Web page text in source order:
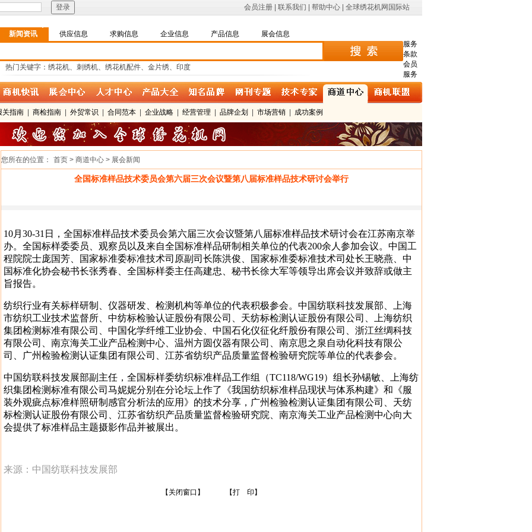
会员注册| 联系我们 帮助中心| 全球绣花机网国际站
新闻资讯 供应信息 求购信息 企业信息 产品信息 展会信息
门关键字：绣花机、刺绣机、绣花机配件、金片绣、印度
服务
条款
会员
服务
关指南| 商检指南| 外贸常识 合同范本| 企业战略| 经营管理 品牌企划 市场营销| 成功案例
您所在的位置： 首页 > 商道中心 > 展会新闻
全国标准样品技术委员会第六届三次会议暨第八届标准样品技术研讨会举行
10月30-31日，全国标准样品技术委员会第六届三次会议暨第八届标准样品技术研讨会在江苏南京举
办。全国标样委委员、观察员以及来自全国标准样品研制相关单位的代表200余人参加会议。中国工
程院院士庞国芳、国家标准委标准技术司原副司长陈洪俊、国家标准委标准技术司处长王晓燕、中
国标准化协会秘书长张秀春、全国标样委主任高建忠、秘书长徐大军等领导出席会议并致辞或做主
旨报告。
纺织行业有关标样研制、仪器研发、检测机构等单位的代表积极参会。中国纺联科技发展部、上海
市纺织工业技术监督所、中纺标检验认证股份有限公司、天纺标检测认证股份有限公司、上海纺织
集团检测标准有限公司、中国化学纤维工业协会、中国石化仪征化纤股份有限公司、浙江丝绸科技
有限公司、南京海关工业产品检测中心、温州方圆仪器有限公司、南京思之泉自动化科技有限公
司、广州检验检测认证集团有限公司、江苏省纺织产品质量监督检验研究院等单位的代表参会。
中国纺联科技发展部副主任，全国标样委纺织标准样品工作组（TC118/WG19）组长孙锡敏、上海纺
织集团检测标准有限公司马妮妮分别在分论坛上作了《我国纺织标准样品现状与体系构建》和《服
装外观疵点标准样照研制感官分析法的应用》的技术分享，广州检验检测认证集团有限公司、天纺
标检测认证股份有限公司、江苏省纺织产品质量监督检验研究院、南京海关工业产品检测中心向大
会提供了标准样品主题摄影作品并被展出。
来源：中国纺联科技发展部
【关闭窗口】 【打 印】